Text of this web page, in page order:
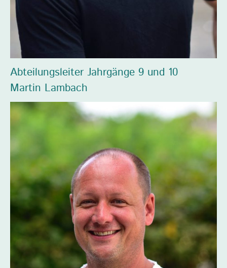
Abteilungsleiter Jahrgänge 9 und 10
Martin Lambach